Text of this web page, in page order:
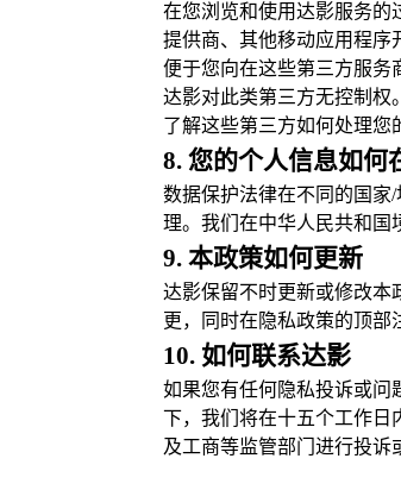
在您浏览和使用达影服务的
提供商、其他移动应用程序
便于您向在这些第三方服务
达影对此类第三方无控制权
了解这些第三方如何处理您
8. 您的个人信息如何
数据保护法律在不同的国家
理。我们在中华人民共和国
9. 本政策如何更新
达影保留不时更新或修改本
更，同时在隐私政策的顶部
10. 如何联系达影
如果您有任何隐私投诉或问
下，我们将在十五个工作日
及工商等监管部门进行投诉